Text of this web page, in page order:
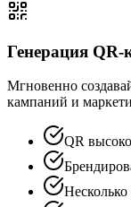
Генерация QR-
Мгновенно
кампаний и
QR
Несколько